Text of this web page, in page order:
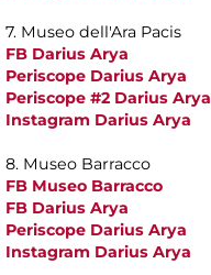
7. Museo dell'Ara Pacis
FB Darius Arya
Periscope Darius Arya
Periscope #2 Darius Arya
Instagram Darius Arya
8. Museo Barracco
FB Museo Barracco
FB Darius Arya
Periscope Darius Arya
Instagram Darius Arya